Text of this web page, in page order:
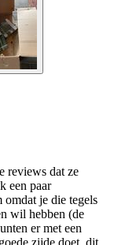
reviews dat ze
een paar
omdat je die tegels
wil hebben (de
er met een
zijde doet, dit